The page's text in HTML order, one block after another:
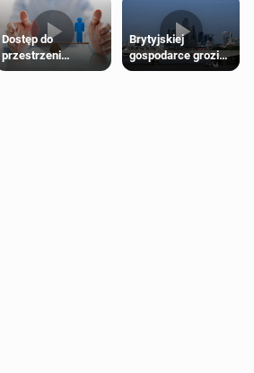
Dostęp do
przestrzeni
przeznaczonych
Brytyjskiej
gospodarce grozi
recesja, jeśli